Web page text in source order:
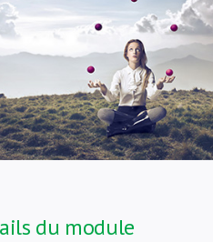
du module